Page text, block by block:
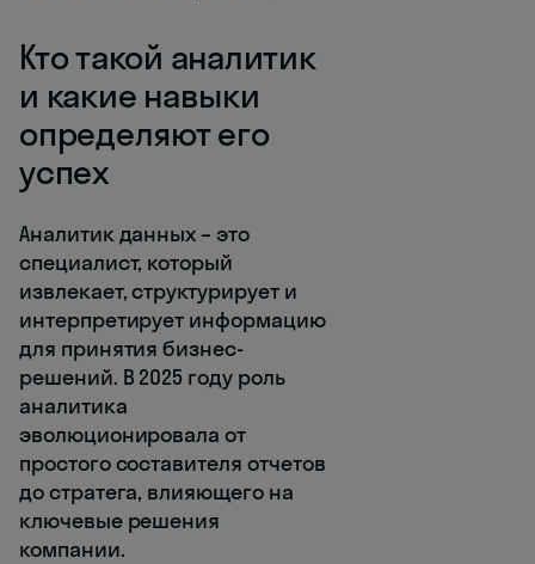
Кто такой аналитик
и какие навыки
определяют его
успех
Аналитик данных – это
специалист, который
извлекает, структурирует и
интерпретирует информацию
для принятия бизнес-
решений. В 2025 году роль
аналитика
эволюционировала от
простого составителя отчетов
до стратега, влияющего на
ключевые решения
компании.